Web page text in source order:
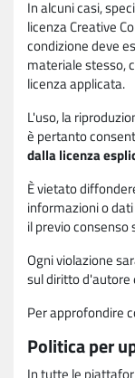
In alcuni casi,
licenza Creative
condizione deve
materiale stesso,
licenza applicata.
L'uso, la
è pertanto
dalla licenza
È vietato
informazioni o
il previo
Ogni violazione
sul diritto d'autore
Per approfondire
Politica per
In tutte le